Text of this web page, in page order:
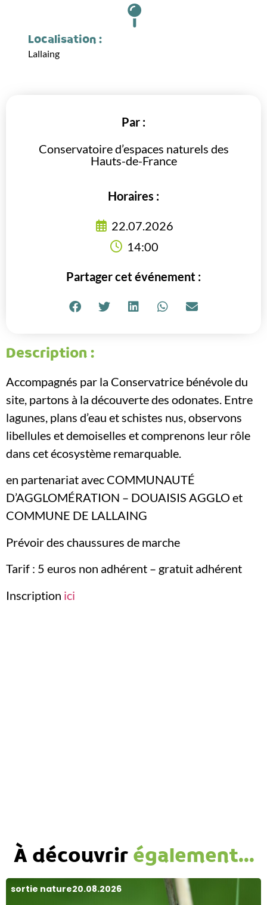
Localisation :
Lallaing
Par :
Conservatoire d’espaces naturels des
Hauts-de-France
Horaires :
22.07.2026
14:00
Partager cet événement :
Description :
Accompagnés par la Conservatrice bénévole du
site, partons à la découverte des odonates. Entre
lagunes, plans d’eau et schistes nus, observons
libellules et demoiselles et comprenons leur rôle
dans cet écosystème remarquable.
en partenariat avec COMMUNAUTÉ
D’AGGLOMÉRATION – DOUAISIS AGGLO et
COMMUNE DE LALLAING
Prévoir des chaussures de marche
Tarif : 5 euros non adhérent – gratuit adhérent
Inscription ici
À découvrirégalement...
sortie nature20.08.2026